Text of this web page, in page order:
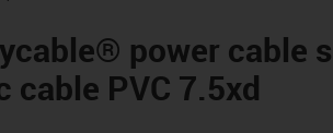
power cable
cable PVC 7.5xd